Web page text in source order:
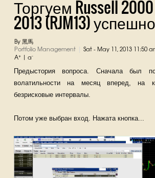
Торгуем Russell
2013 (RJM13)
By 黑馬
Portfolio Management
Sat - May 11, 2013 11:50
A+| a-
Предыстория вопроса. Сначала был
волатильности на месяц вперед, на
безрисковые интервалы.
Потом уже выбран вход. Нажата кнопка...